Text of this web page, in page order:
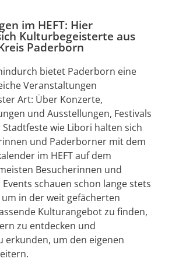
im HEFT: Hier
Kulturbegeisterte aus
Paderborn
bietet Paderborn eine
Veranstaltungen
Art: Über Konzerte,
und Ausstellungen, Festivals
wie Libori halten sich
und Paderborner mit dem
im HEFT auf dem
Besucherinnen und
schauen schon lange stets
um in der weit gefächerten
Kulturangebot zu finden,
zu entdecken und
erkunden, um den eigenen